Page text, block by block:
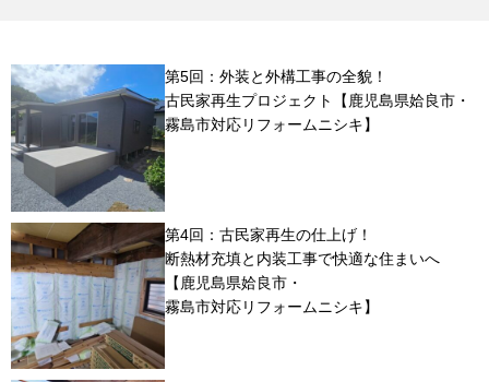
第5回：外装と外構工事の全貌！
古民家再生プロジェクト【鹿児島県姶良市・
霧島市対応リフォームニシキ】
第4回：古民家再生の仕上げ！
断熱材充填と内装工事で快適な住まいへ
【鹿児島県姶良市・
霧島市対応リフォームニシキ】